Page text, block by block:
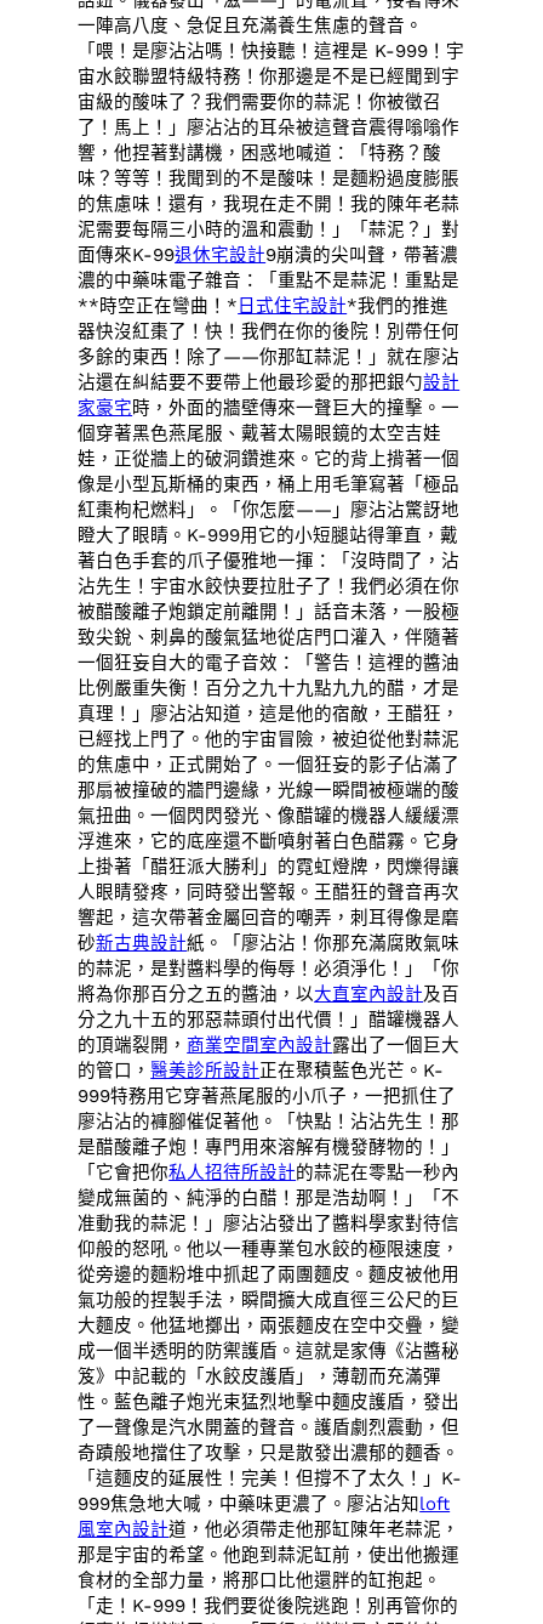
一陣高八度、急促且充滿養生焦慮的聲音。
「喂！是廖沾沾嗎！快接聽！這裡是 K-999！宇
宙水餃聯盟特級特務！你那邊是不是已經聞到宇
宙級的酸味了？我們需要你的蒜泥！你被徵召
了！馬上！」廖沾沾的耳朵被這聲音震得嗡嗡作
響，他捏著對講機，困惑地喊道：「特務？酸
味？等等！我聞到的不是酸味！是麵粉過度膨脹
的焦慮味！還有，我現在走不開！我的陳年老蒜
泥需要每隔三小時的溫和震動！」「蒜泥？」對
面傳來K-99退休宅設計9崩潰的尖叫聲，帶著濃
濃的中藥味電子雜音：「重點不是蒜泥！重點是
**時空正在彎曲！* 日式住宅設計*我們的推進
器快沒紅棗了！快！我們在你的後院！別帶任何
多餘的東西！除了——你那缸蒜泥！」就在廖沾
沾還在糾結要不要帶上他最珍愛的那把銀勺設計
家豪宅時，外面的牆壁傳來一聲巨大的撞擊。一
個穿著黑色燕尾服、戴著太陽眼鏡的太空吉娃
娃，正從牆上的破洞鑽進來。它的背上揹著一個
像是小型瓦斯桶的東西，桶上用毛筆寫著「極品
紅棗枸杞燃料」。「你怎麼——」廖沾沾驚訝地
瞪大了眼睛。K-999用它的小短腿站得筆直，戴
著白色手套的爪子優雅地一揮：「沒時間了，沾
沾先生！宇宙水餃快要拉肚子了！我們必須在你
被醋酸離子炮鎖定前離開！」話音未落，一股極
致尖銳、刺鼻的酸氣猛地從店門口灌入，伴隨著
一個狂妄自大的電子音效：「警告！這裡的醬油
比例嚴重失衡！百分之九十九點九九的醋，才是
真理！」廖沾沾知道，這是他的宿敵，王醋狂，
已經找上門了。他的宇宙冒險，被迫從他對蒜泥
的焦慮中，正式開始了。一個狂妄的影子佔滿了
那扇被撞破的牆門邊緣，光線一瞬間被極端的酸
氣扭曲。一個閃閃發光、像醋罐的機器人緩緩漂
浮進來，它的底座還不斷噴射著白色醋霧。它身
上掛著「醋狂派大勝利」的霓虹燈牌，閃爍得讓
人眼睛發疼，同時發出警報。王醋狂的聲音再次
響起，這次帶著金屬回音的嘲弄，刺耳得像是磨
砂新古典設計紙。「廖沾沾！你那充滿腐敗氣味
的蒜泥，是對醬料學的侮辱！必須淨化！」「你
將為你那百分之五的醬油，以大直室內設計及百
分之九十五的邪惡蒜頭付出代價！」醋罐機器人
的頂端裂開，商業空間室內設計露出了一個巨大
的管口，醫美診所設計正在聚積藍色光芒。K-
999特務用它穿著燕尾服的小爪子，一把抓住了
廖沾沾的褲腳催促著他。「快點！沾沾先生！那
是醋酸離子炮！專門用來溶解有機發酵物的！」
「它會把你私人招待所設計的蒜泥在零點一秒內
變成無菌的、純淨的白醋！那是浩劫啊！」「不
准動我的蒜泥！」廖沾沾發出了醬料學家對待信
仰般的怒吼。他以一種專業包水餃的極限速度，
從旁邊的麵粉堆中抓起了兩團麵皮。麵皮被他用
氣功般的捏製手法，瞬間擴大成直徑三公尺的巨
大麵皮。他猛地擲出，兩張麵皮在空中交疊，變
成一個半透明的防禦護盾。這就是家傳《沾醬秘
笈》中記載的「水餃皮護盾」，薄韌而充滿彈
性。藍色離子炮光束猛烈地擊中麵皮護盾，發出
了一聲像是汽水開蓋的聲音。護盾劇烈震動，但
奇蹟般地擋住了攻擊，只是散發出濃郁的麵香。
「這麵皮的延展性！完美！但撐不了太久！」K-
999焦急地大喊，中藥味更濃了。廖沾沾知loft
風室內設計道，他必須帶走他那缸陳年老蒜泥，
那是宇宙的希望。他跑到蒜泥缸前，使出他搬運
食材的全部力量，將那口比他還胖的缸抱起。
「走！K-999！我們要從後院逃跑！別再管你的